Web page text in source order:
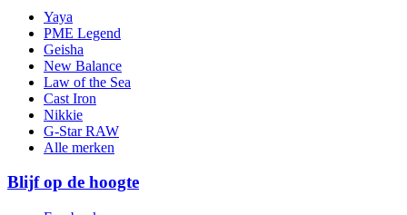
Yaya
PME Legend
Geisha
New Balance
Law of the Sea
Cast Iron
Nikkie
G-Star RAW
Alle merken
Blijf op de hoogte